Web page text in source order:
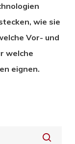
wie sie
Vor- und
welche
eignen.